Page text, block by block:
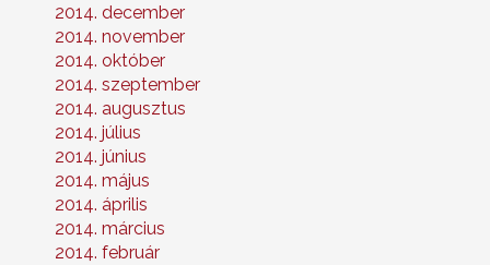
2014. december
2014. november
2014. október
2014. szeptember
2014. augusztus
2014. július
2014. június
2014. május
2014. április
2014. március
2014. február